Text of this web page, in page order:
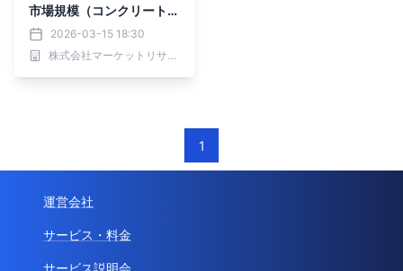
市場規模（コンクリート混
和剤、防水・屋根材、補
修、床材、シーラント・接
着剤、コンクリート混和
2026-03-15 18:30
株式会社マーケットリサーチセンター
1
運営会社
サービス・料金
サービス説明会